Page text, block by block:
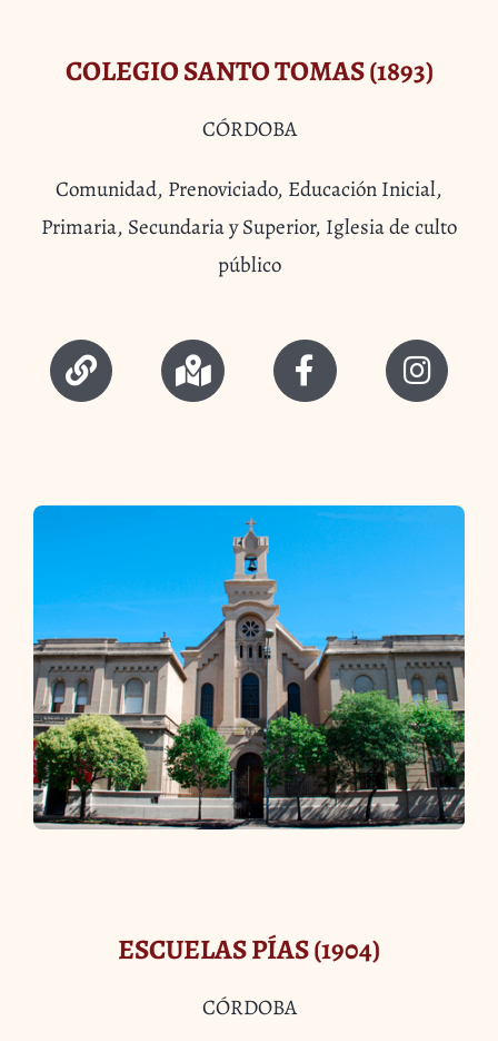
COLEGIO SANTO TOMAS (1893)
CÓRDOBA
Comunidad, Prenoviciado, Educación Inicial,
Primaria, Secundaria y Superior, Iglesia de culto
público
ESCUELAS PÍAS (1904)
CÓRDOBA